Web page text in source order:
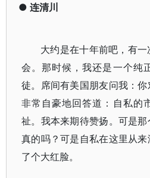
● 连清川
大约是在十年前吧，有
会。那时候，我还是一个纯
徒。席间有美国朋友问我：
非常自豪地回答道：自私的
祉。我本来期待赞扬。可是那
真的吗？可是自私在这里从
了个大红脸。